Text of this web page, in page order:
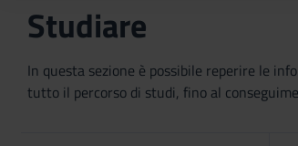
Studiare
In questa sezione è possibile reperire le
tutto il percorso di studi, fino al